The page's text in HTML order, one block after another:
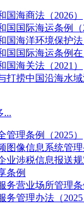
国海商法（2026）
国国际海运条例（
国海洋环境保护法
国国际海运条例在
国海关法（2021）
打捞中国沿海水
...
管理条例（2025）
图像信息系统管理
业涉税信息报送规
条例
务营业场所管理条
务管理办法（2025